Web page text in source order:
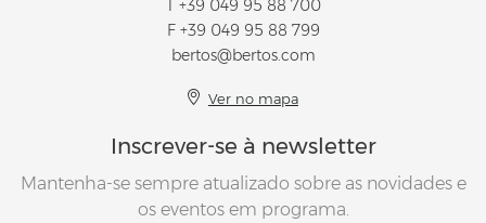
T +39 049 95 88 700
F +39 049 95 88 799
bertos@bertos.com
Ver no mapa
Inscrever-se à newsletter
Mantenha-se sempre atualizado sobre as novidades e
os eventos em programa.